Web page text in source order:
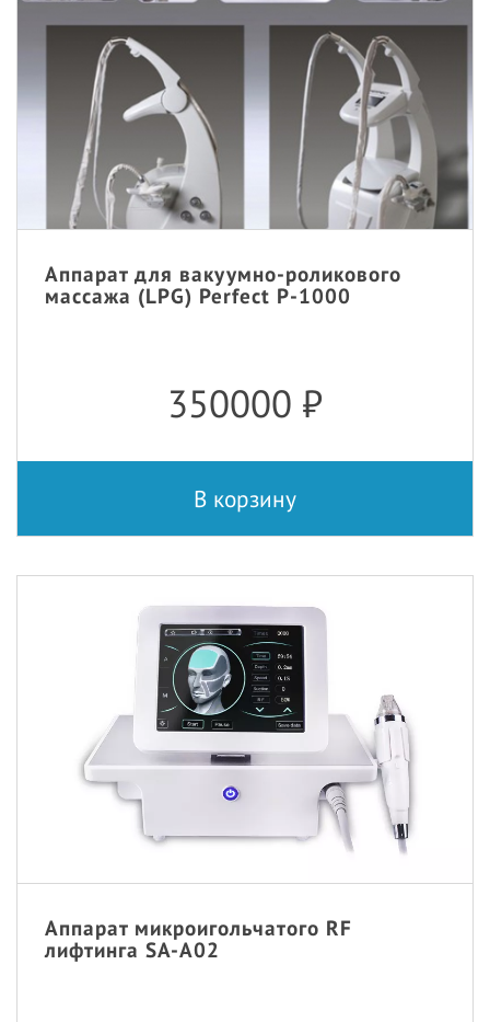
Аппарат для вакуумно-роликового
массажа (LPG) Perfect P-1000
350000 ₽
В корзину
Аппарат микроигольчатого RF
лифтинга SA-A02